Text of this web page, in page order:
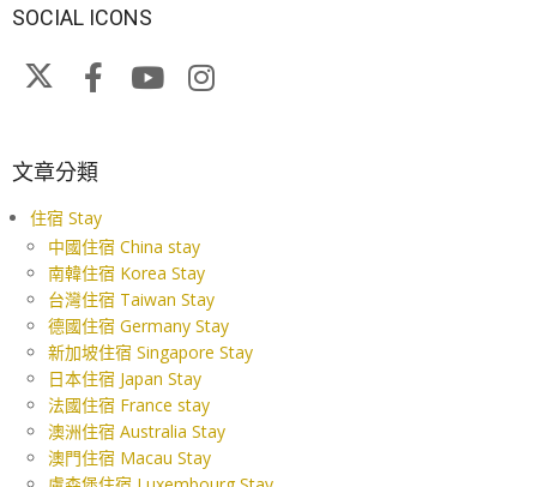
SOCIAL ICONS
文章分類
住宿 Stay
中國住宿 China stay
南韓住宿 Korea Stay
台灣住宿 Taiwan Stay
德國住宿 Germany Stay
新加坡住宿 Singapore Stay
日本住宿 Japan Stay
法國住宿 France stay
澳洲住宿 Australia Stay
澳門住宿 Macau Stay